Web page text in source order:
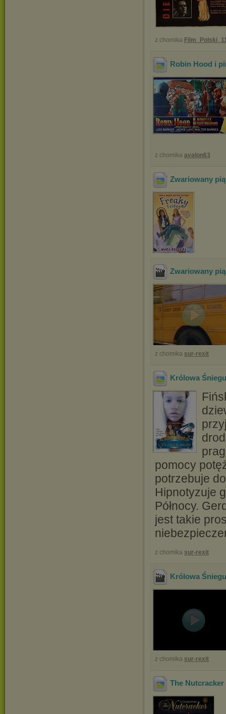
z chomika
Robin Hood i
z chomika avalon63
Zwariowany
Zwariowany
z chomika sur-rexit
Królowa
pomocy
potrzebuje
Hipnotyzuje
Północy.
jest takie
z chomika sur-rexit
Królowa
z chomika sur-rexit
The Nutcracker